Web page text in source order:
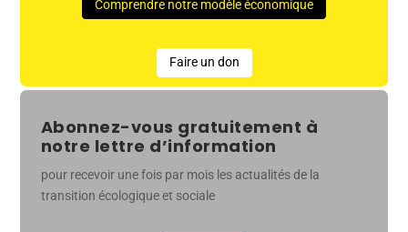
Comprendre notre modèle économique
Faire un don
Abonnez-vous gratuitement à
notre lettre d’information
pour recevoir une fois par mois les actualités de la
transition écologique et sociale